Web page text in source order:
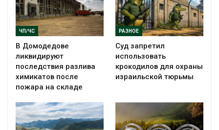
ЧП/ЧС
В Домодедове
ликвидируют
последствия разлива
химикатов после
пожара на складе
РАЗНОЕ
Суд запретил
использовать
крокодилов для охраны
израильской тюрьмы